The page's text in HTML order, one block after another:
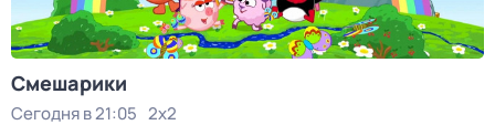
Смешарики
Сегодня в 21:05 2x2